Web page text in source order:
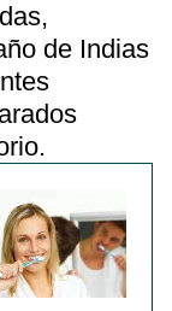
de Indias